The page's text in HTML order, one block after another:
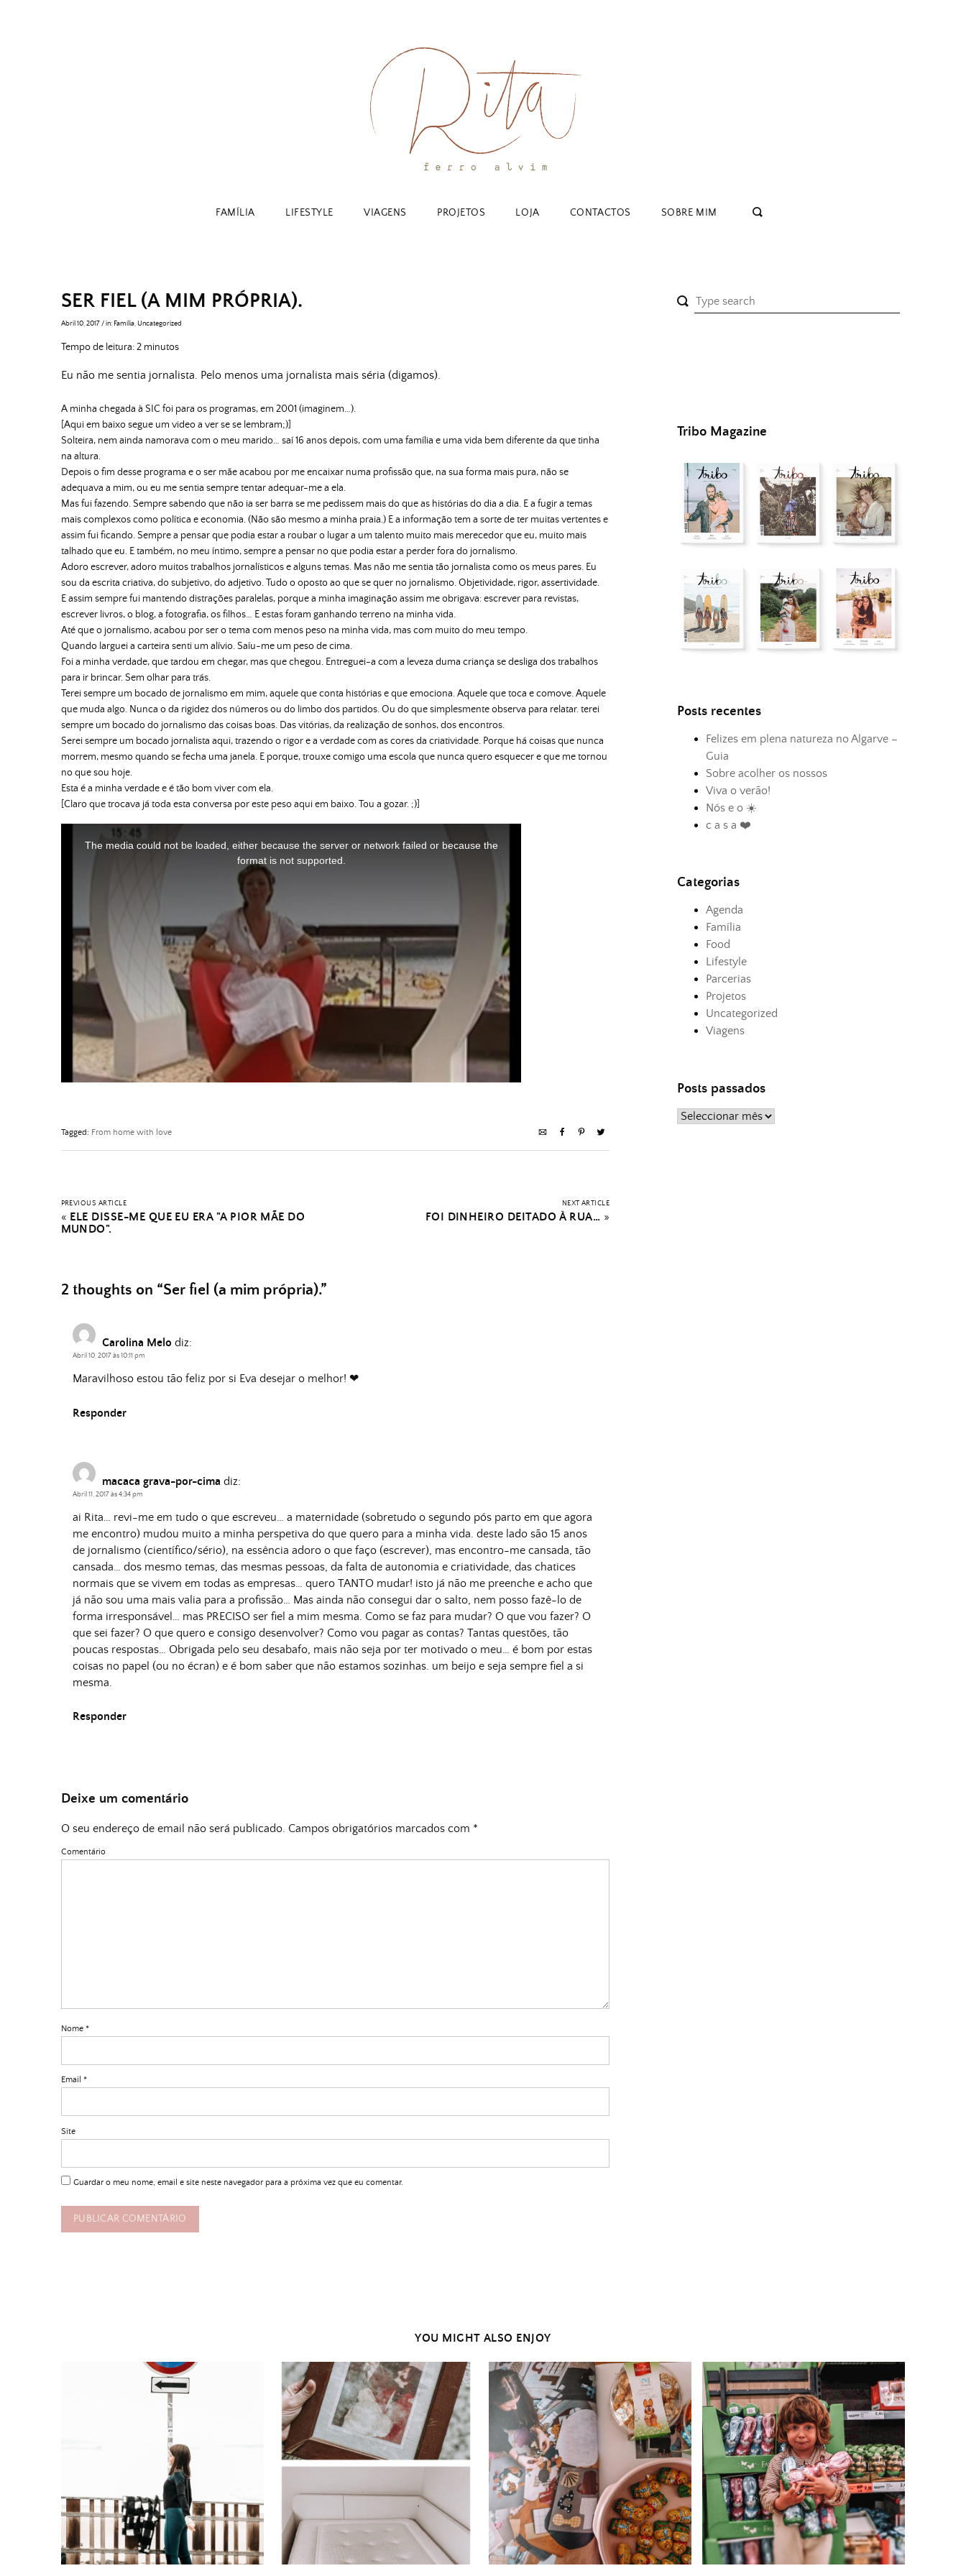
FAMÍLIA LIFESTYLE VIAGENS PROJETOS LOJA CONTACTOS SOBRE MIM
SER FIEL (A MIM PRÓPRIA).
Abril 10, 2017/in: Família, Uncategorized
Tempo de leitura:2 minutos
Eu não me sentia jornalista. Pelo menos uma jornalista mais séria (digamos).
A minha chegada à SIC foi para os programas, em 2001 (imaginem…).
[Aqui em baixo segue um video a ver se se lembram;)]
Solteira, nem ainda namorava com o meu marido… saí 16 anos depois, com uma família e uma vida bem diferente da que tinha
na altura.
Depois o fim desse programa e o ser mãe acabou por me encaixar numa profissão que, na sua forma mais pura, não se
adequava a mim, ou eu me sentia sempre tentar adequar-me a ela.
Mas fui fazendo. Sempre sabendo que não ia ser barra se me pedissem mais do que as histórias do dia a dia. E a fugir a temas
mais complexos como política e economia. (Não são mesmo a minha praia.) E a informação tem a sorte de ter muitas vertentes e
assim fui ficando. Sempre a pensar que podia estar a roubar o lugar a um talento muito mais merecedor que eu, muito mais
talhado que eu. E também, no meu íntimo, sempre a pensar no que podia estar a perder fora do jornalismo.
Adoro escrever, adoro muitos trabalhos jornalísticos e alguns temas. Mas não me sentia tão jornalista como os meus pares. Eu
sou da escrita criativa, do subjetivo, do adjetivo. Tudo o oposto ao que se quer no jornalismo. Objetividade, rigor, assertividade.
E assim sempre fui mantendo distrações paralelas, porque a minha imaginação assim me obrigava: escrever para revistas,
escrever livros, o blog, a fotografia, os filhos… E estas foram ganhando terreno na minha vida.
Até que o jornalismo, acabou por ser o tema com menos peso na minha vida, mas com muito do meu tempo.
Quando larguei a carteira senti um alívio. Saíu-me um peso de cima.
Foi a minha verdade, que tardou em chegar, mas que chegou. Entreguei-a com a leveza duma criança se desliga dos trabalhos
para ir brincar. Sem olhar para trás.
Terei sempre um bocado de jornalismo em mim, aquele que conta histórias e que emociona. Aquele que toca e comove. Aquele
que muda algo. Nunca o da rigidez dos números ou do limbo dos partidos. Ou do que simplesmente observa para relatar. terei
sempre um bocado do jornalismo das coisas boas. Das vitórias, da realização de sonhos, dos encontros.
Serei sempre um bocado jornalista aqui, trazendo o rigor e a verdade com as cores da criatividade. Porque há coisas que nunca
morrem, mesmo quando se fecha uma janela. E porque, trouxe comigo uma escola que nunca quero esquecer e que me tornou
no que sou hoje.
Esta é a minha verdade e é tão bom viver com ela.
[Claro que trocava já toda esta conversa por este peso aqui em baixo. Tou a gozar. ;)]
Tagged: From home with love
PREVIOUS ARTICLE
« ELE DISSE-ME QUE EU ERA "A PIOR MÃE DO
MUNDO".
NEXT ARTICLE
FOI DINHEIRO DEITADO À RUA… »
2 thoughts on “Ser fiel (a mim própria).”
Carolina Melo diz:
Abril 10, 2017 às 10:11 pm
Maravilhoso estou tão feliz por si Eva desejar o melhor! ❤
Responder
macaca grava-por-cima diz:
Abril 11, 2017 às 4:34 pm
ai Rita… revi-me em tudo o que escreveu… a maternidade (sobretudo o segundo pós parto em que agora
me encontro) mudou muito a minha perspetiva do que quero para a minha vida. deste lado são 15 anos
de jornalismo (científico/sério), na essência adoro o que faço (escrever), mas encontro-me cansada, tão
cansada… dos mesmo temas, das mesmas pessoas, da falta de autonomia e criatividade, das chatices
normais que se vivem em todas as empresas… quero TANTO mudar! isto já não me preenche e acho que
já não sou uma mais valia para a profissão… Mas ainda não consegui dar o salto, nem posso fazê-lo de
forma irresponsável… mas PRECISO ser fiel a mim mesma. Como se faz para mudar? O que vou fazer? O
que sei fazer? O que quero e consigo desenvolver? Como vou pagar as contas? Tantas questões, tão
poucas respostas… Obrigada pelo seu desabafo, mais não seja por ter motivado o meu… é bom por estas
coisas no papel (ou no écran) e é bom saber que não estamos sozinhas. um beijo e seja sempre fiel a si
mesma.
Responder
Deixe um comentário
O seu endereço de email não será publicado. Campos obrigatórios marcados com *
Comentário
Nome *
Email *
Site
Guardar o meu nome, email e site neste navegador para a próxima vez que eu comentar.
Tribo Magazine
Posts recentes
Felizes em plena natureza no Algarve –
Guia
Sobre acolher os nossos
Viva o verão!
Nós e o ☀️
c a s a ❤️
Categorias
Agenda
Família
Food
Lifestyle
Parcerias
Projetos
Uncategorized
Viagens
Posts passados
Posts
YOU MIGHT ALSO ENJOY